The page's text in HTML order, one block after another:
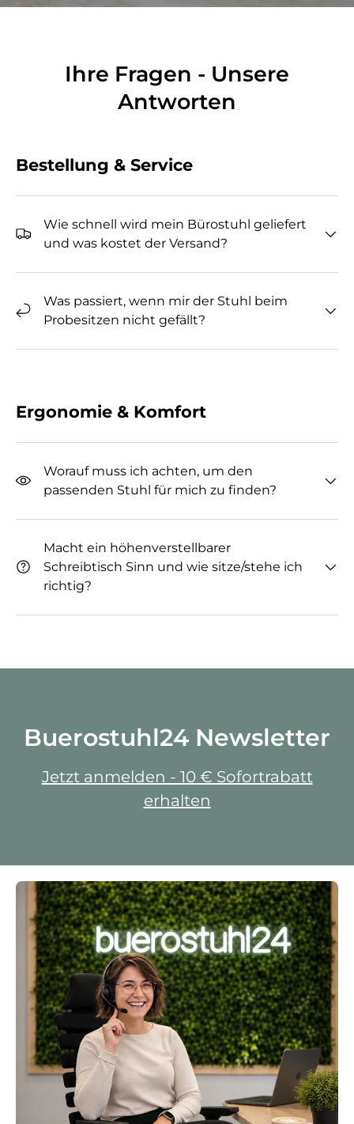
Ihre Fragen - Unsere
Antworten
Bestellung & Service
Wie schnell wird mein Bürostuhl geliefert
und was kostet der Versand?
Was passiert, wenn mir der Stuhl beim
Probesitzen nicht gefällt?
Ergonomie & Komfort
Worauf muss ich achten, um den
passenden Stuhl für mich zu finden?
Macht ein höhenverstellbarer
Schreibtisch Sinn und wie sitze/stehe ich
richtig?
Buerostuhl24 Newsletter
Jetzt anmelden - 10 € Sofortrabatt
erhalten